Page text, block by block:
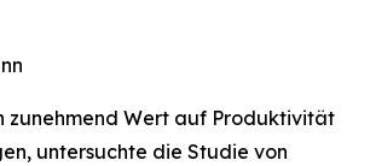
zunehmend Wert auf Produktivität
untersuchte die Studie von